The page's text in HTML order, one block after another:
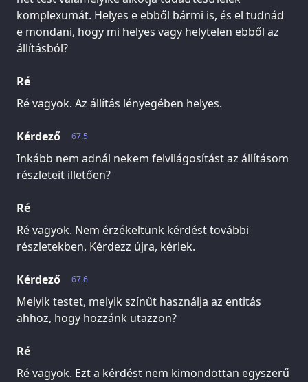
komplexumát. Helyes e ebből bármi is, és el tudnád
e mondani, hogy mi helyes vagy helytelen ebből az
állításból?
Ré
Ré vagyok. Az állítás lényegében helyes.
67.5
Kérdező
Inkább nem adnál nekem felvilágosítást az állításom
részleteit illetően?
Ré
Ré vagyok. Nem érzékeltünk kérdést további
részletekben. Kérdezz újra, kérlek.
67.6
Kérdező
Melyik testet, melyik színűt használja az entitás
ahhoz, hogy hozzánk utazzon?
Ré
Ré vagyok. Ezt a kérdést nem kimondottan egyszerű